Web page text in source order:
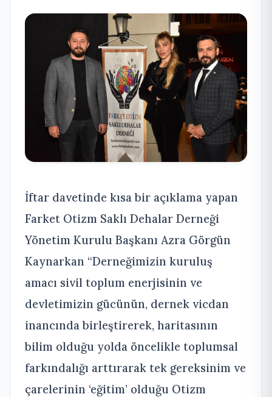
İftar davetinde kısa bir açıklama yapan
Farket Otizm Saklı Dehalar Derneği
Yönetim Kurulu Başkanı Azra Görgün
Kaynarkan “Derneğimizin kuruluş
amacı sivil toplum enerjisinin ve
devletimizin gücünün, dernek vicdan
inancında birleştirerek, haritasının
bilim olduğu yolda öncelikle toplumsal
farkındalığı arttırarak tek gereksinim ve
çarelerinin ‘eğitim’ olduğu Otizm